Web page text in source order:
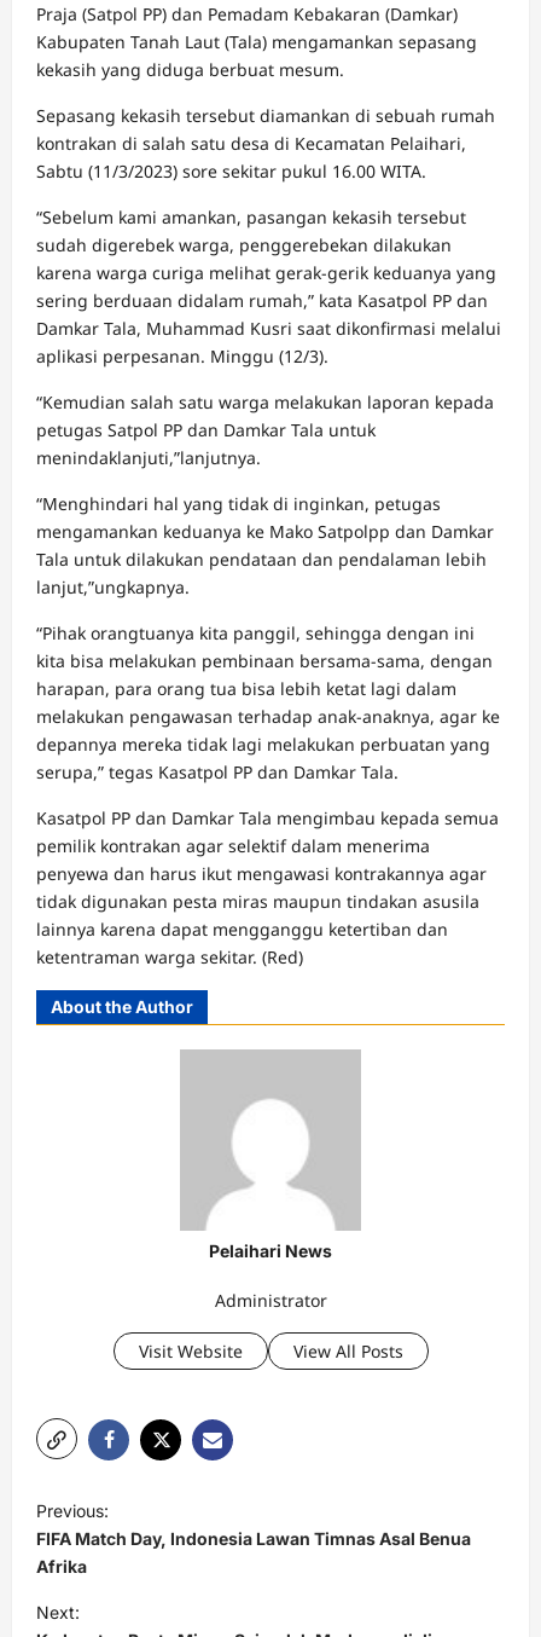
Praja (Satpol PP) dan Pemadam Kebakaran (Damkar)
Kabupaten Tanah Laut (Tala) mengamankan sepasang
kekasih yang diduga berbuat mesum.
Sepasang kekasih tersebut diamankan di sebuah rumah
kontrakan di salah satu desa di Kecamatan Pelaihari,
Sabtu (11/3/2023) sore sekitar pukul 16.00 WITA.
“Sebelum kami amankan, pasangan kekasih tersebut
sudah digerebek warga, penggerebekan dilakukan
karena warga curiga melihat gerak-gerik keduanya yang
sering berduaan didalam rumah,” kata Kasatpol PP dan
Damkar Tala, Muhammad Kusri saat dikonfirmasi melalui
aplikasi perpesanan. Minggu (12/3).
“Kemudian salah satu warga melakukan laporan kepada
petugas Satpol PP dan Damkar Tala untuk
menindaklanjuti,”lanjutnya.
“Menghindari hal yang tidak di inginkan, petugas
mengamankan keduanya ke Mako Satpolpp dan Damkar
Tala untuk dilakukan pendataan dan pendalaman lebih
lanjut,”ungkapnya.
“Pihak orangtuanya kita panggil, sehingga dengan ini
kita bisa melakukan pembinaan bersama-sama, dengan
harapan, para orang tua bisa lebih ketat lagi dalam
melakukan pengawasan terhadap anak-anaknya, agar ke
depannya mereka tidak lagi melakukan perbuatan yang
serupa,” tegas Kasatpol PP dan Damkar Tala.
Kasatpol PP dan Damkar Tala mengimbau kepada semua
pemilik kontrakan agar selektif dalam menerima
penyewa dan harus ikut mengawasi kontrakannya agar
tidak digunakan pesta miras maupun tindakan asusila
lainnya karena dapat mengganggu ketertiban dan
ketentraman warga sekitar. (Red)
About the Author
Pelaihari News
Administrator
Visit Website View All Posts
o
s
t
Previous:
FIFA Match Day, Indonesia Lawan Timnas Asal Benua
Afrika
Next: